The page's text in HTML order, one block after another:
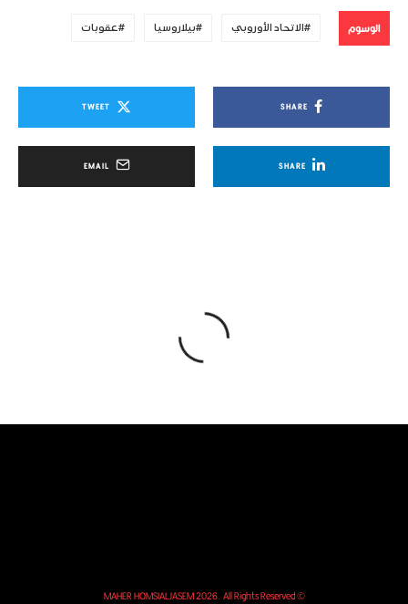
الوسوم الاتحاد الأوروبي بيلاروسيا عقوبات
SHARE
TWEET
SHARE
EMAIL
© MAHER HOMSIALJASEM 2026. All Rights Reserved